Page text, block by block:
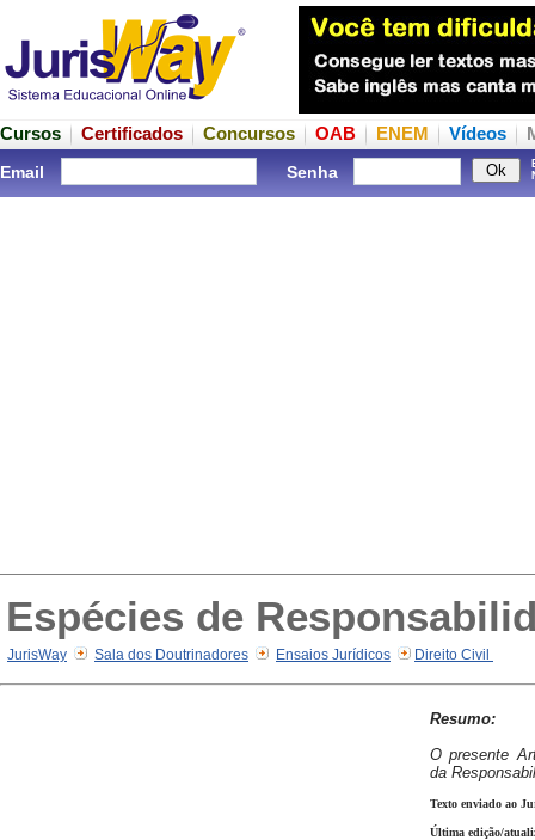
Cursos Certificados Concursos OAB ENEM Vídeos
Email Senha
Espécies de
JurisWay Sala dos Doutrinadores Ensaios Jurídicos Direito Civil
Resumo:
O presente
da
Texto enviado ao
Última edição/